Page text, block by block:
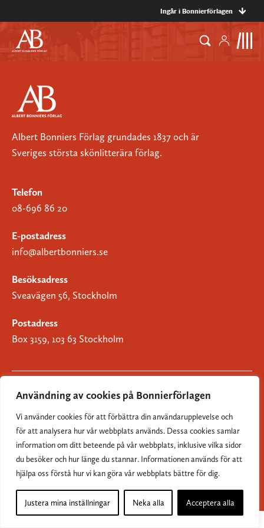
Användning av cookies på Bonnierförlagen
Vi använder cookies för att förbättra din användarupplevelse och
för att analysera hur vår webbplats används. Dessa cookies samlar
information om ditt beteende på vår webbplats, inklusive vilka sidor
du besöker och hur länge du stannar. Informationen används för att
hjälpa oss förstå hur vi kan göra vår webbplats bättre för dig.
Justera mina inställningar Neka alla Acceptera alla
Ingår i Bonnierförlagen
Albert Bonniers Förlag grundades 1837 och är
Sveriges största skönlitterära förlag.
Telefon
08-696 86 20
E-postadress
info@albertbonniers.se
Besöksadress
Sveavägen 56, Stockholm
Postadress
Box 3159, 103 63 Stockholm
Om Bonnierförlagen
Integritetspolicy